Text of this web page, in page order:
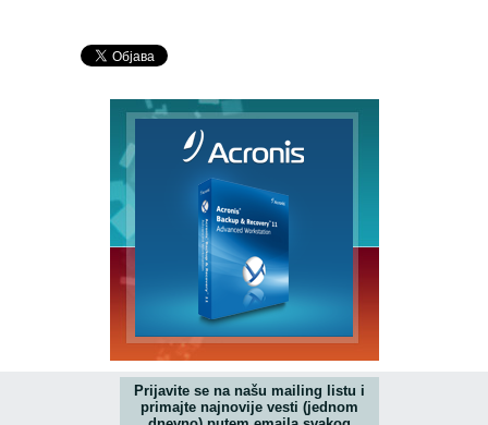
Prijavite se na našu mailing listu i
primajte najnovije vesti (jednom